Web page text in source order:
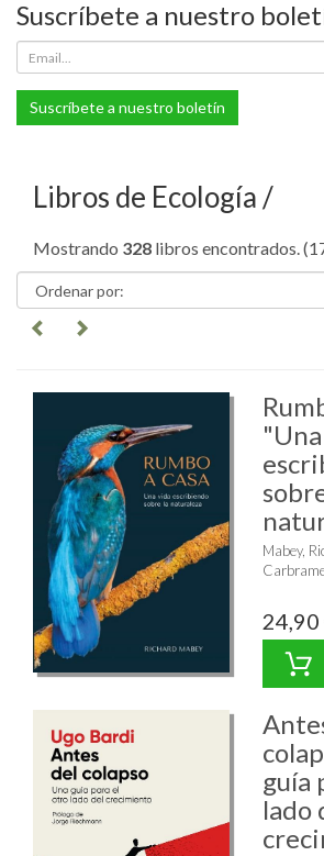
Suscríbete a nuestro
Suscríbete a nuestro boletín
Libros de Ecología
Mostrando 328 libros encontrados.
Mabey,
24,90
guía
lado